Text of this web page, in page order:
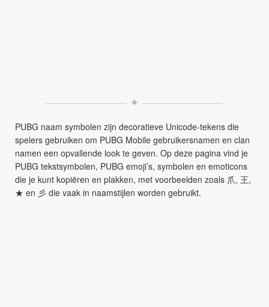
✧
PUBG naam symbolen zijn decoratieve Unicode-tekens die
spelers gebruiken om PUBG Mobile gebruikersnamen en clan
namen een opvallende look te geven. Op deze pagina vind je
PUBG tekstsymbolen, PUBG emoji’s, symbolen en emoticons
die je kunt kopiëren en plakken, met voorbeelden zoals 爪, 王,
★ en 彡 die vaak in naamstijlen worden gebruikt.